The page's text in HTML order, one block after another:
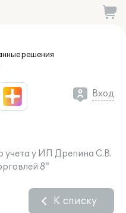
решения
Вход
учета у ИП Дрепина С.В.
8"
К списку